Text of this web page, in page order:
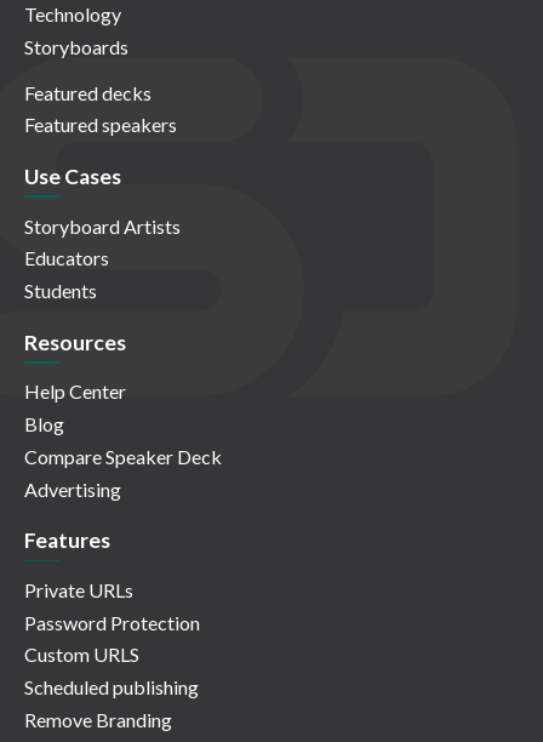
Technology
Storyboards
Featured decks
Featured speakers
Use Cases
Storyboard Artists
Educators
Students
Resources
Help Center
Blog
Compare Speaker Deck
Advertising
Features
Private URLs
Password Protection
Custom URLS
Scheduled publishing
Remove Branding